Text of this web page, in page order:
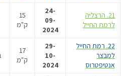
21. הרצליה
לרמת החייל
24-
09-
2024
15
ק"מ
22. ר
מת החייל
למבצר
אנטיפטרוס
29-
10-
2024
17
ק"מ